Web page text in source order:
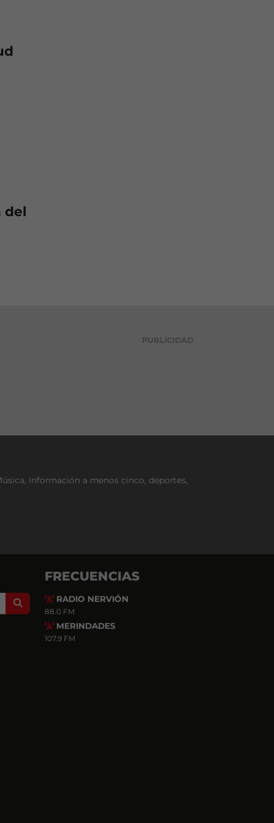
del
PUBLICIDAD
información a menos cinco, deportes,
Search
FRECUENCIAS
RADIO NERVIÓN
88.0 FM
MERINDADES
107.9 FM